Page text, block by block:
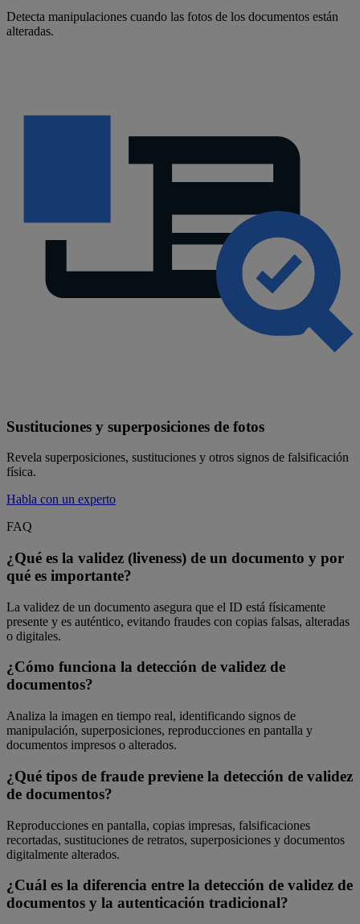
Detecta manipulaciones cuando las fotos de los documentos están
alteradas.
Sustituciones y superposiciones de fotos
Revela superposiciones, sustituciones y otros signos de falsificación
física.
Habla con un experto
FAQ
¿Qué es la validez (liveness) de un documento y por
qué es importante?
La validez de un documento asegura que el ID está físicamente
presente y es auténtico, evitando fraudes con copias falsas, alteradas
o digitales.
¿Cómo funciona la detección de validez de
documentos?
Analiza la imagen en tiempo real, identificando signos de
manipulación, superposiciones, reproducciones en pantalla y
documentos impresos o alterados.
¿Qué tipos de fraude previene la detección de validez
de documentos?
Reproducciones en pantalla, copias impresas, falsificaciones
recortadas, sustituciones de retratos, superposiciones y documentos
digitalmente alterados.
¿Cuál es la diferencia entre la detección de validez de
documentos y la autenticación tradicional?